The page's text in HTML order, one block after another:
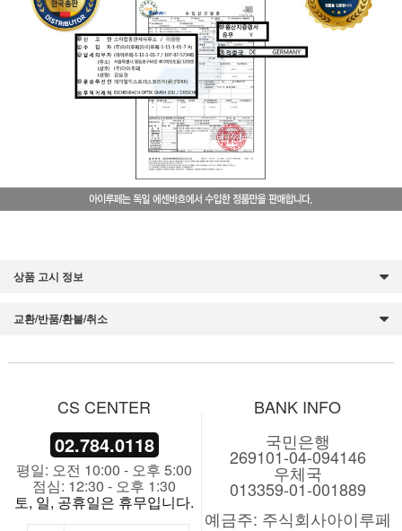
상품 고시 정보
교환/반품/환불/취소
CS CENTER
02.784.0118
평일: 오전 10:00 - 오후 5:00
점심: 12:30 - 오후 1:30
토, 일, 공휴일은 휴무입니다.
BANK INFO
국민은행
269101-04-094146
우체국
013359-01-001889
예금주: 주식회사아이루페